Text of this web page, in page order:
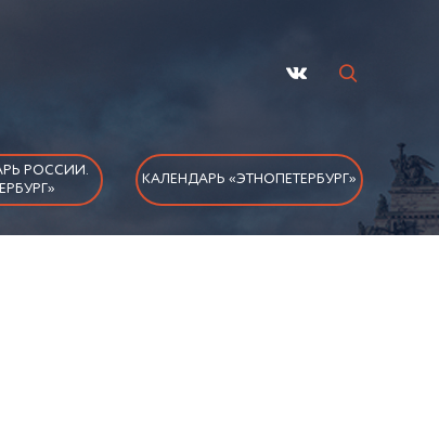
РОССИИ.
КАЛЕНДАРЬ «ЭТНОПЕТЕРБУРГ»